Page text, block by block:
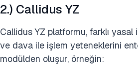
2.) Callidus YZ
Callidus YZ platformu, farklı yasal
ve dava ile işlem yeteneklerini
modülden oluşur, örneğin: